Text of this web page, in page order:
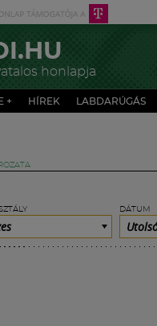
honlapja
+ HÍREK LABDARÚGÁS
DÁTUM